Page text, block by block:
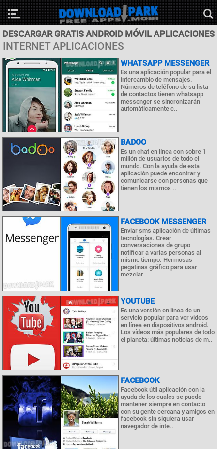
DESCARGAR GRATIS ANDROID MÓVIL APLICACIONES
INTERNET APLICACIONES
WHATSAPP MESSENGER
Es una aplicación popular para el
intercambio de mensajes.
Números de teléfono de su lista
de contactos tienen whatsapp
messenger se sincronizarán
automáticamente c..
BADOO
Es un chat en línea con sobre 1
millón de usuarios de todo el
mundo. Con la ayuda de esta
aplicación puede encontrar y
comunicarse con personas que
tienen los mismos ..
FACEBOOK MESSENGER
Enviar sms aplicación de últimas
tecnologías. Crear
conversaciones de grupo
notificar a varias personas al
mismo tiempo. Hermosas
pegatinas gráfico para usar
mezclar..
YOUTUBE
Es una versión en línea de un
servicio popular para ver videos
en línea en dispositivos android.
Los vídeos más populares de todo
el planeta: últimas noticias de m..
FACEBOOK
Facebook útil aplicación con la
ayuda de los cuales se puede
mantener siempre en contacto
con su gente cercana y amigos en
facebook sin siquiera usar
navegador de inte..